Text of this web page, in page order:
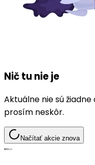
Nič tu nie je
Aktuálne nie sú
prosím neskôr.
Načítať akcie znova